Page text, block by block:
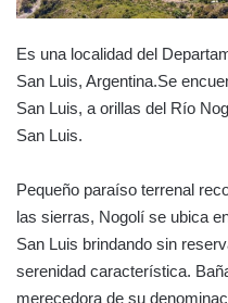
Es una localidad del
San Luis, Argentina.Se
San Luis, a orillas del Río
San Luis.
Pequeño paraíso terrenal
las sierras, Nogolí se ubica
San Luis brindando sin
serenidad característica.
merecedora de su